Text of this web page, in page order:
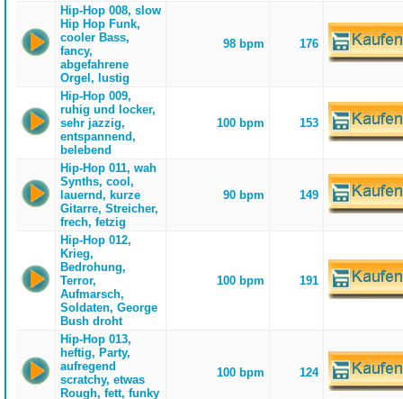
Hip-Hop 008, slow
Hip Hop Funk,
cooler Bass,
fancy,
abgefahrene
Orgel, lustig
98 bpm 176
Hip-Hop 009,
ruhig und locker,
sehr jazzig,
entspannend,
belebend
100 bpm 153
Hip-Hop 011, wah
Synths, cool,
lauernd, kurze
Gitarre, Streicher,
frech, fetzig
90 bpm 149
Hip-Hop 012,
Krieg,
Bedrohung,
Terror,
Aufmarsch,
Soldaten, George
Bush droht
100 bpm 191
Hip-Hop 013,
heftig, Party,
aufregend
scratchy, etwas
Rough, fett, funky
100 bpm 124